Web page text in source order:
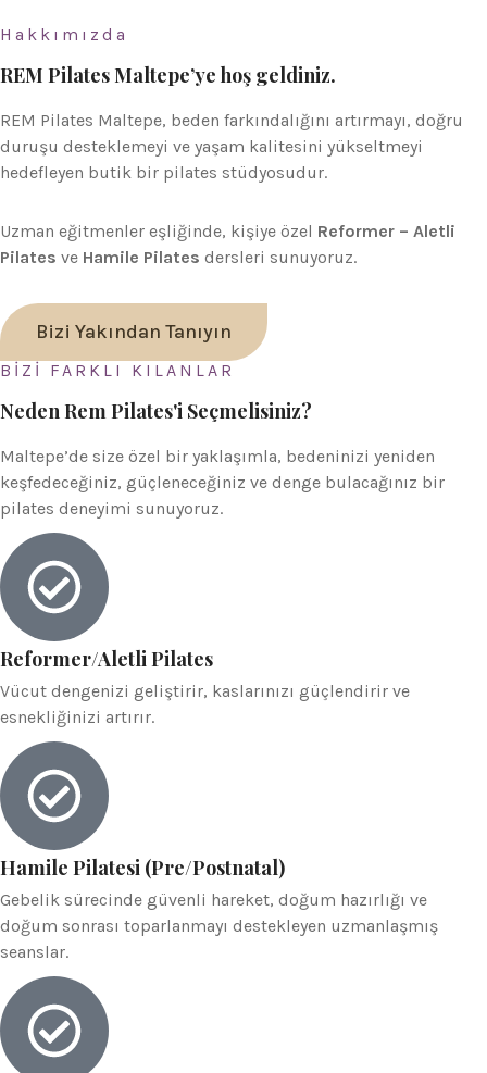
Hakkımızda
REM Pilates Maltepe’ye hoş geldiniz.
REM Pilates Maltepe, beden farkındalığını artırmayı, doğru
duruşu desteklemeyi ve yaşam kalitesini yükseltmeyi
hedefleyen butik bir pilates stüdyosudur.
Uzman eğitmenler eşliğinde, kişiye özel Reformer – Aletli
Pilates ve Hamile Pilates dersleri sunuyoruz.
Bizi Yakından Tanıyın
BİZİ FARKLI KILANLAR
Neden Rem Pilates'i Seçmelisiniz?
Maltepe’de size özel bir yaklaşımla, bedeninizi yeniden
keşfedeceğiniz, güçleneceğiniz ve denge bulacağınız bir
pilates deneyimi sunuyoruz.
Reformer/Aletli Pilates
Vücut dengenizi geliştirir, kaslarınızı güçlendirir ve
esnekliğinizi artırır.
Hamile Pilatesi (Pre/Postnatal)
Gebelik sürecinde güvenli hareket, doğum hazırlığı ve
doğum sonrası toparlanmayı destekleyen uzmanlaşmış
seanslar.